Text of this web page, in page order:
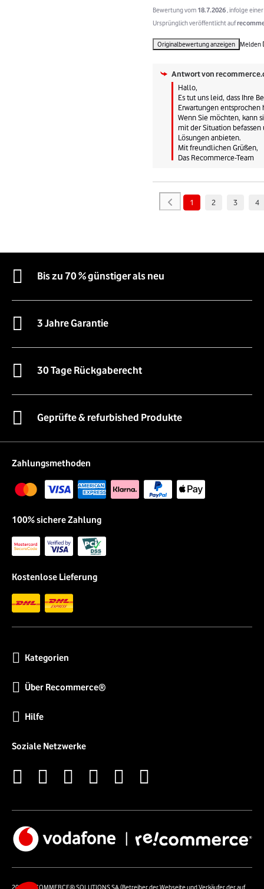
Bewertung vom 18.7.2026 , infolge
Ursprünglich veröffentlicht auf
Originalbewertung anzeigen Melden
Antwort von
Hallo,
Es tut uns leid, dass Ihre
Erwartungen entsprochen
Wenn Sie möchten, kann
mit der Situation
Lösungen anbieten.
Mit freundlichen Grüßen,
Das Recommerce-Team
1 2 3 4
Bis zu 70 % günstiger als neu
3 Jahre Garantie
30 Tage Rückgaberecht
Geprüfte & refurbished Produkte
Zahlungsmethoden
100% sichere Zahlung
Kostenlose Lieferung
Kategorien
Über Recommerce®
Hilfe
Soziale Netzwerke